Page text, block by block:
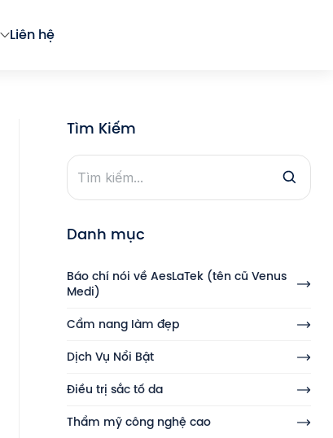
Liên hệ
Tìm Kiếm
Danh mục
Báo chí nói về AesLaTek (tên cũ Venus
Medi)
Cẩm nang làm đẹp
Dịch Vụ Nổi Bật
Điều trị sắc tố da
Thẩm mỹ công nghệ cao